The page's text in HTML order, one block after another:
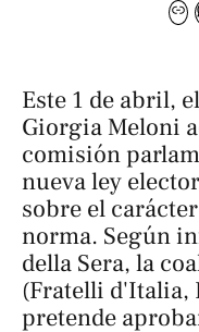
Este 1 de abril,
Giorgia Meloni
comisión
nueva ley
sobre el
norma. Según
della Sera, la
(Fratelli d'Italia,
pretende